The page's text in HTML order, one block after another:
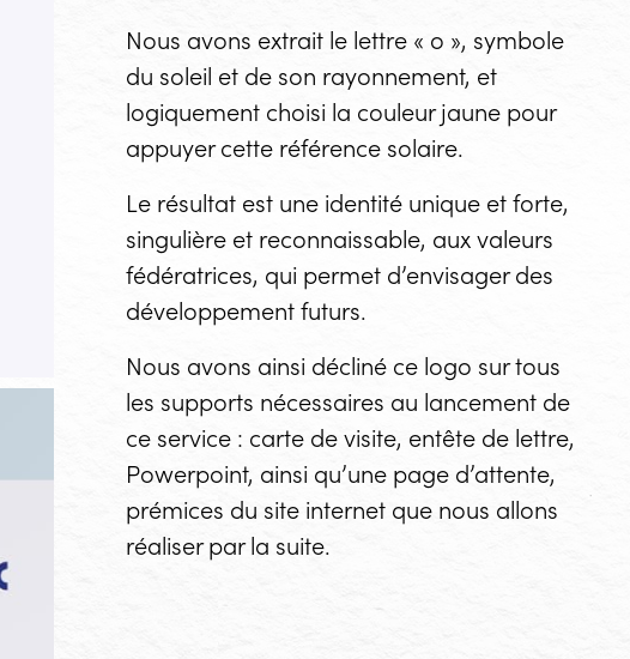
Nous avons extrait le lettre « o », symbole
du soleil et de son rayonnement, et
logiquement choisi la couleur jaune pour
appuyer cette référence solaire.
Le résultat est une identité unique et forte,
singulière et reconnaissable, aux valeurs
fédératrices, qui permet d’envisager des
développement futurs.
Nous avons ainsi décliné ce logo sur tous
les supports nécessaires au lancement de
ce service : carte de visite, entête de lettre,
Powerpoint, ainsi qu’une page d’attente,
prémices du site internet que nous allons
réaliser par la suite.